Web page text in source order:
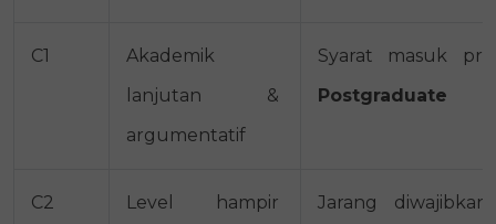
C1
Akademik
lanjutan &
argumentatif
Syarat masuk
Postgraduate
C2 Level hampir Jarang